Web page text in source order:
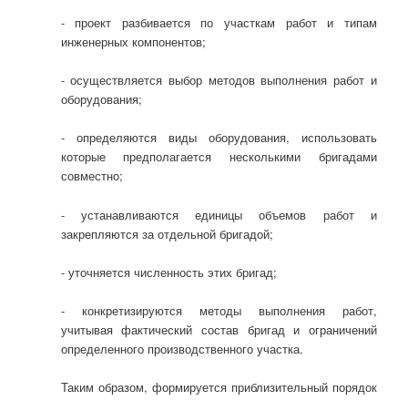
- проект разбивается по участкам работ и типам
инженерных компонентов;
- осуществляется выбор методов выполнения работ и
оборудования;
- определяются виды оборудования, использовать
которые предполагается несколькими бригадами
совместно;
- устанавливаются единицы объемов работ и
закрепляются за отдельной бригадой;
- уточняется численность этих бригад;
- конкретизируются методы выполнения работ,
учитывая фактический состав бригад и ограничений
определенного производственного участка.
Таким образом, формируется приблизительный порядок